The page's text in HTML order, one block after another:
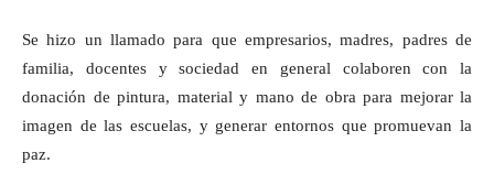
Se hizo un llamado para que empresarios, madres, padres de
familia, docentes y sociedad en general colaboren con la
donación de pintura, material y mano de obra para mejorar la
imagen de las escuelas, y generar entornos que promuevan la
paz.